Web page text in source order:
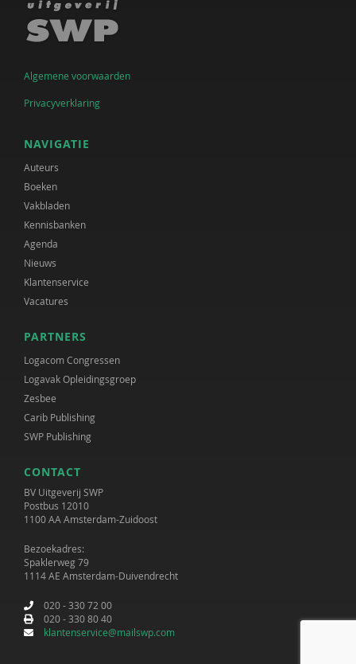
Algemene voorwaarden
Privacyverklaring
NAVIGATIE
Auteurs
Boeken
Vakbladen
Kennisbanken
Agenda
Nieuws
Klantenservice
Vacatures
PARTNERS
Logacom Congressen
Logavak Opleidingsgroep
Zesbee
Carib Publishing
SWP Publishing
CONTACT
BV Uitgeverij SWP
Postbus 12010
1100 AA Amsterdam-Zuidoost
Bezoekadres:
Spaklerweg 79
1114 AE Amsterdam-Duivendrecht
020 - 330 72 00
020 - 330 80 40
klantenservice@mailswp.com